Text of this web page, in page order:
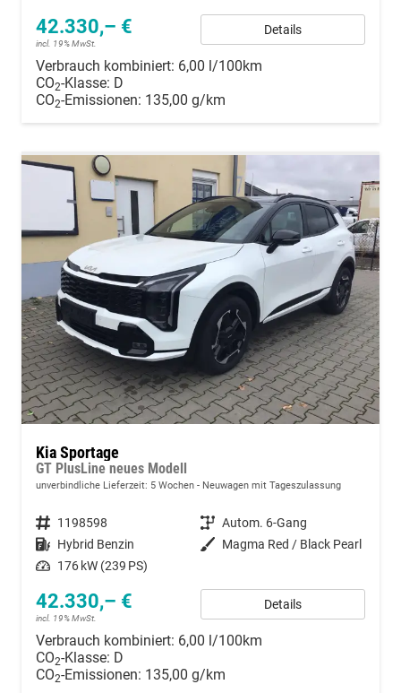
42.330,– €
incl. 19% MwSt.
Details
Verbrauch kombiniert: 6,00 l/100km
CO2-Klasse: D
CO2-Emissionen: 135,00 g/km
Kia Sportage
GT PlusLine neues Modell
unverbindliche Lieferzeit: 5 Wochen Neuwagen mit Tageszulassung
Fahrzeugnummer 1198598 Getriebe Autom. 6-Gang
Kraftstoff Hybrid Benzin Außenfarbe Magma Red / Black Pearl
Leistung 176 kW (239 PS)
42.330,– €
incl. 19% MwSt.
Details
Verbrauch kombiniert: 6,00 l/100km
CO2-Klasse: D
CO2-Emissionen: 135,00 g/km